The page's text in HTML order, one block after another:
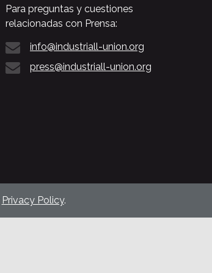
Para preguntas y cuestiones
relacionadas con Prensa:
info@industriall-union.org
press@industriall-union.org
Privacy Policy.